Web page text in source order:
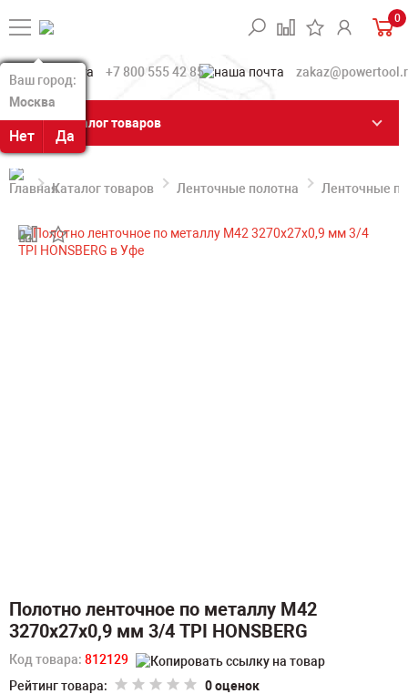
Ваш город:
Москва
Нет Да
Ваш город:
Москва
Нет Да
0
+7 800 555 42 85
Каталог товаров
Каталог товаров Ленточные полотна Ленточные
Полотно ленточное по металлу M42
3270х27х0,9 мм 3/4 TPI HONSBERG
Код товара: 812129
Рейтинг товара:
0 оценок